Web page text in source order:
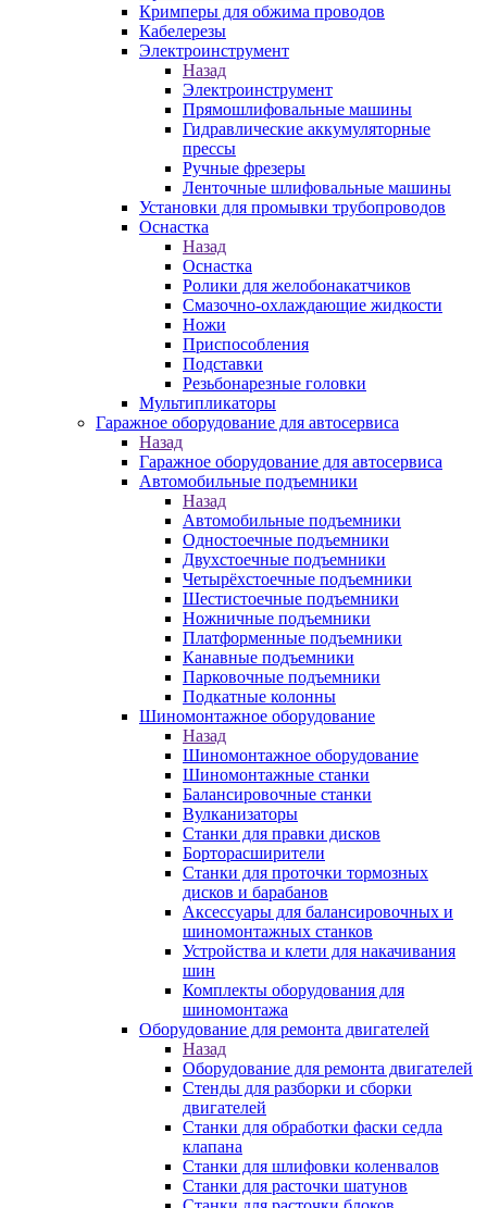
Кримперы для обжима проводов
Кабелерезы
Электроинструмент
Назад
Электроинструмент
Прямошлифовальные машины
Гидравлические аккумуляторные
прессы
Ручные фрезеры
Ленточные шлифовальные машины
Установки для промывки трубопроводов
Оснастка
Назад
Оснастка
Ролики для желобонакатчиков
Смазочно-охлаждающие жидкости
Ножи
Приспособления
Подставки
Резьбонарезные головки
Мультипликаторы
Гаражное оборудование для автосервиса
Назад
Гаражное оборудование для автосервиса
Автомобильные подъемники
Назад
Автомобильные подъемники
Одностоечные подъемники
Двухстоечные подъемники
Четырёхстоечные подъемники
Шестистоечные подъемники
Ножничные подъемники
Платформенные подъемники
Канавные подъемники
Парковочные подъемники
Подкатные колонны
Шиномонтажное оборудование
Назад
Шиномонтажное оборудование
Шиномонтажные станки
Балансировочные станки
Вулканизаторы
Станки для правки дисков
Борторасширители
Станки для проточки тормозных
дисков и барабанов
Аксессуары для балансировочных и
шиномонтажных станков
Устройства и клети для накачивания
шин
Комплекты оборудования для
шиномонтажа
Оборудование для ремонта двигателей
Назад
Оборудование для ремонта двигателей
Стенды для разборки и сборки
двигателей
Станки для обработки фаски седла
клапана
Станки для шлифовки коленвалов
Станки для расточки шатунов